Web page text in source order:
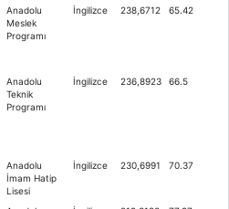
Anadolu
Meslek
Programı
İngilizce 238,6712 65.42
Anadolu
Teknik
Programı
İngilizce 236,8923 66.5
Anadolu
İmam Hatip
Lisesi
İngilizce 230,6991 70.37